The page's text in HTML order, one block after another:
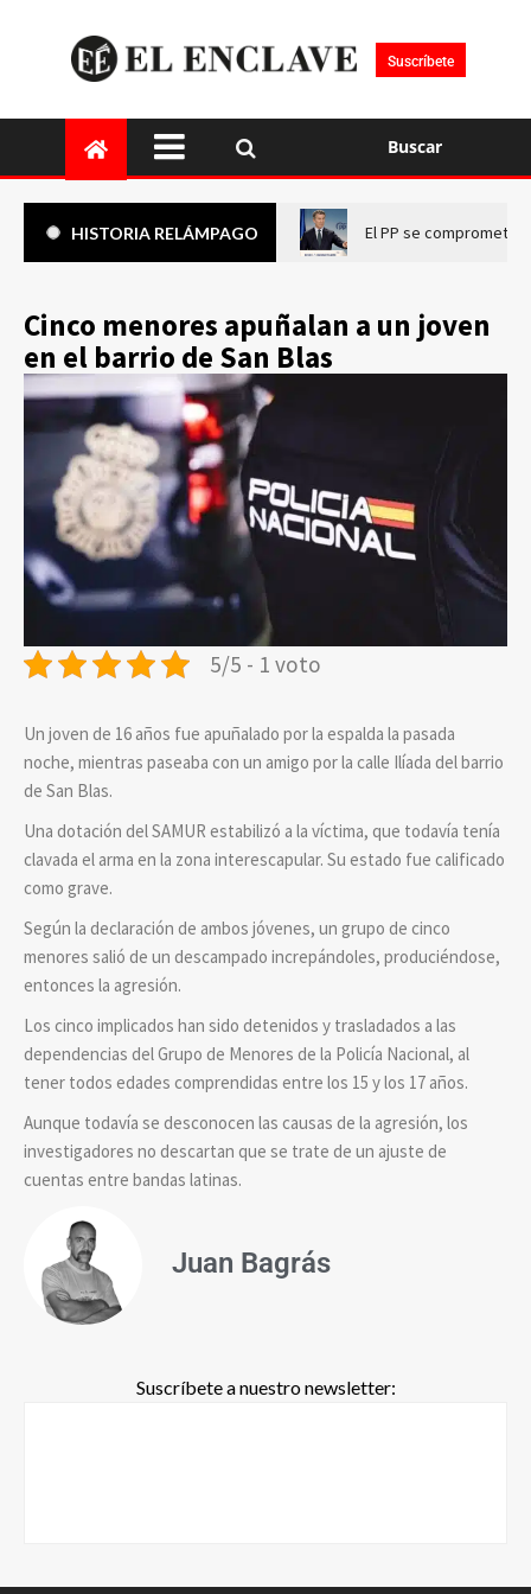
Suscríbete
Buscar
HISTORIA RELÁMPAGO El PP se compromete
Cinco menores apuñalan a un joven
en el barrio de San Blas
5/5 - 1 voto
Un joven de 16 años fue apuñalado por la espalda la pasada
noche, mientras paseaba con un amigo por la calle Ilíada del barrio
de San Blas.
Una dotación del SAMUR estabilizó a la víctima, que todavía tenía
clavada el arma en la zona interescapular. Su estado fue calificado
como grave.
Según la declaración de ambos jóvenes, un grupo de cinco
menores salió de un descampado increpándoles, produciéndose,
entonces la agresión.
Los cinco implicados han sido detenidos y trasladados a las
dependencias del Grupo de Menores de la Policía Nacional, al
tener todos edades comprendidas entre los 15 y los 17 años.
Aunque todavía se desconocen las causas de la agresión, los
investigadores no descartan que se trate de un ajuste de
cuentas entre bandas latinas.
Juan Bagrás
Suscríbete a nuestro newsletter: